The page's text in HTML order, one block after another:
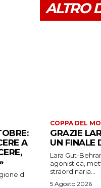
ALTRO
A
di
COPPA DEL
GRAZIE
UN FINALE
Lara Gut-
agonistica,
straordinaria...
5 Agosto 2026